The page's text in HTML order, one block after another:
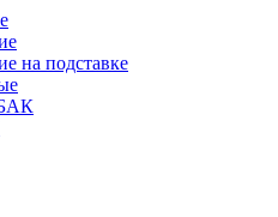
на подставке